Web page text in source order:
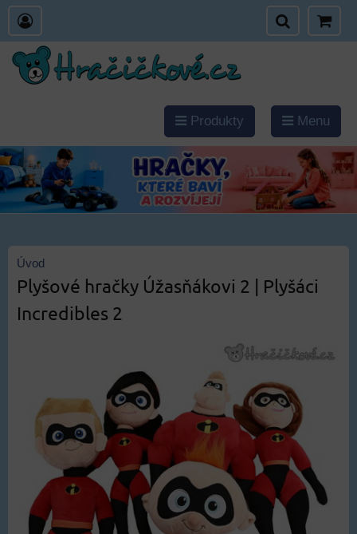
Produkty Menu
Úvod
Plyšové hračky Úžasňákovi 2 | Plyšáci
Incredibles 2